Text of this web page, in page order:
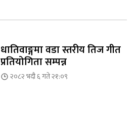
धातिवाङ्गमा वडा स्तरीय तिज गीत
प्रतियोगिता सम्पन्न
२०८२ भदौ ६ गते २१:०९